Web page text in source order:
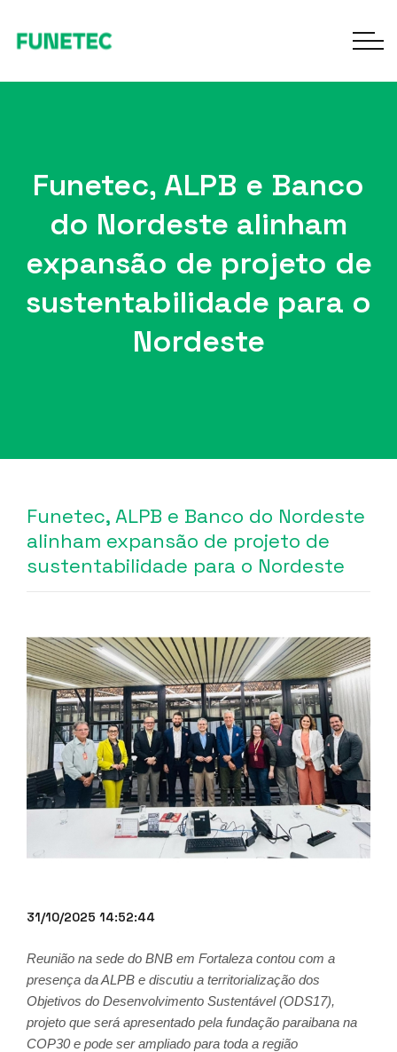
Funetec, ALPB e Banco
do Nordeste alinham
expansão de projeto de
sustentabilidade para o
Nordeste
Funetec, ALPB e Banco do Nordeste
alinham expansão de projeto de
sustentabilidade para o Nordeste
31/10/2025 14:52:44
Reunião na sede do BNB em Fortaleza contou com a
presença da ALPB e discutiu a territorialização dos
Objetivos do Desenvolvimento Sustentável (ODS17),
projeto que será apresentado pela fundação paraibana na
COP30 e pode ser ampliado para toda a região